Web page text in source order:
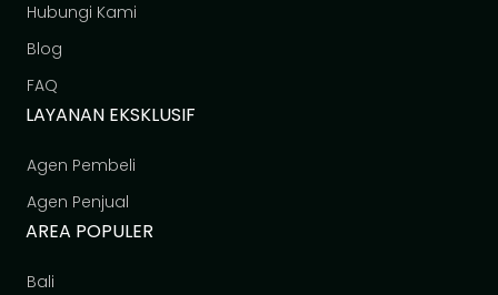
Hubungi Kami
Blog
FAQ
LAYANAN EKSKLUSIF
Agen Pembeli
Agen Penjual
AREA POPULER
Bali